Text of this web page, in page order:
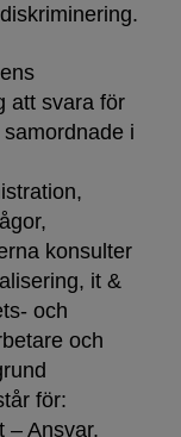
att svara för
i
konsulter
it &
och
och
för:
– Ansvar.